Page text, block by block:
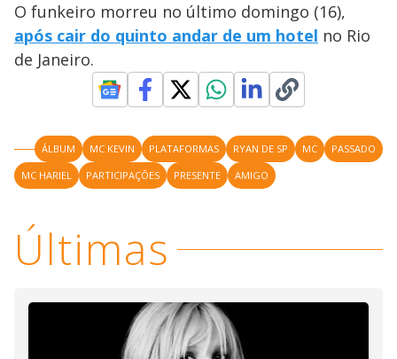
O funkeiro morreu no último domingo (16),
após cair do quinto andar de um hotel no Rio
de Janeiro.
ÁLBUM MC KEVIN PLATAFORMAS RYAN DE SP MC
PASSADO
MC HARIEL
PARTICIPAÇÕES PRESENTE AMIGO
Últimas